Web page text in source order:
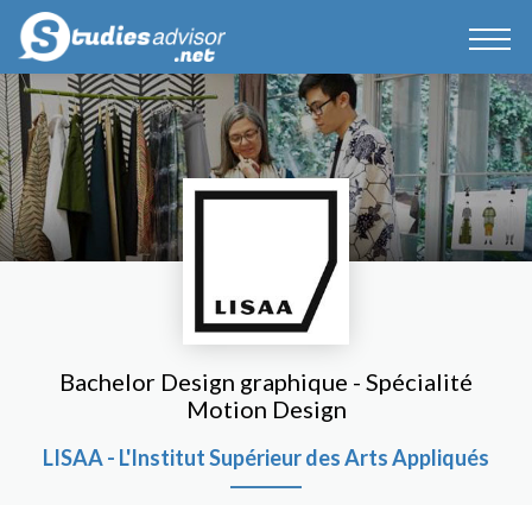
Bachelor Design graphique - Spécialité
Motion Design
LISAA - L'Institut Supérieur des Arts Appliqués